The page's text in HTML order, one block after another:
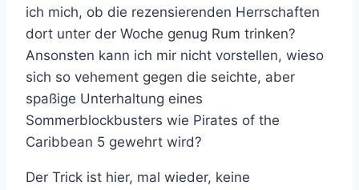
ich mich, ob die rezensierenden Herrschaften
dort unter der Woche genug Rum trinken?
Ansonsten kann ich mir nicht vorstellen, wieso
sich so vehement gegen die seichte, aber
spaßige Unterhaltung eines
Sommerblockbusters wie Pirates of the
Caribbean 5 gewehrt wird?
Der Trick ist hier, mal wieder, keine